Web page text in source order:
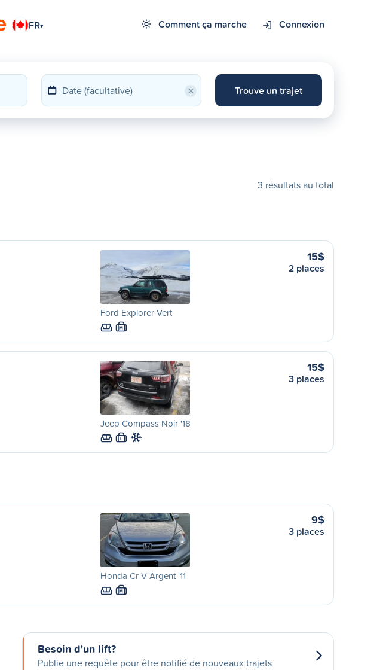
FR▾ Comment ça marche Connexion
× Trouve un trajet
3 résultats au total
Ford Explorer Vert
M
15$
2 places
Jeep Compass Noir '18
L
15$
3 places
Honda Cr-V Argent '11
M
9$
3 places
Besoin d'un lift?
Publie une requête pour être notifié de nouveaux trajets